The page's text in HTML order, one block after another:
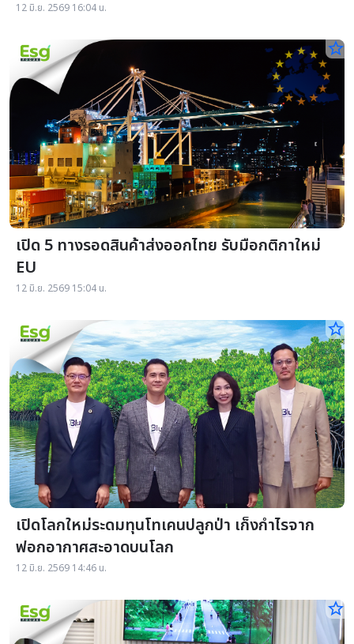
12 มิ.ย. 2569 16:04 น.
star_border
เปิด 5 ทางรอดสินค้าส่งออกไทย รับมือกติกาใหม่
EU
12 มิ.ย. 2569 15:04 น.
star_border
เปิดโลกใหม่ระดมทุนโทเคนปลูกป่า เก็งกำไรจาก
ฟอกอากาศสะอาดบนโลก
12 มิ.ย. 2569 14:46 น.
star_border